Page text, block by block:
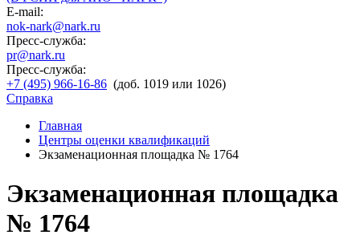
E-mail:
nok-nark@nark.ru
Пресс-служба:
pr@nark.ru
Пресс-служба:
+7 (495) 966-16-86 (доб. 1019 или 1026)
Справка
Главная
Центры оценки квалификаций
Экзаменационная площадка № 1764
Экзаменационная площадка
№ 1764